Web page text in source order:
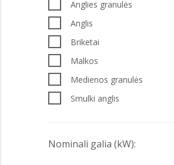
800 l
Anglies granulės
Anglis
Briketai
Malkos
Medienos granulės
Smulki anglis
Nominali galia (kW):